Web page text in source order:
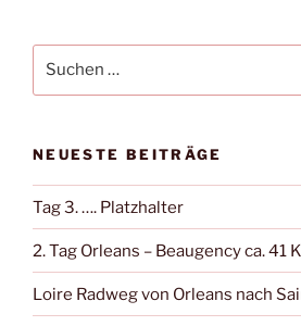
nach:
NEUESTE BEITRÄGE
Tag 3. …. Platzhalter
2. Tag Orleans – Beaugency ca. 41
Loire Radweg von Orleans nach